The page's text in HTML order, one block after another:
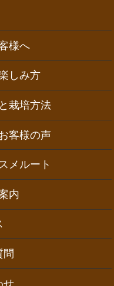
様へ
しみ方
栽培方法
客様の声
メルート
内
問
せ